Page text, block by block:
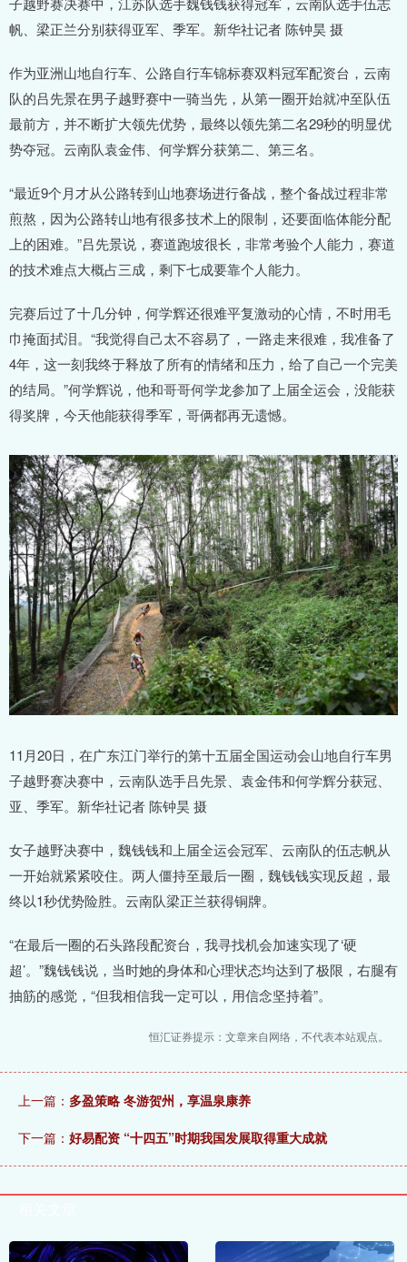
帆、梁正兰分别获得亚军、季军。新华社记者 陈钟昊 摄
作为亚洲山地自行车、公路自行车锦标赛双料冠军配资台，云南
队的吕先景在男子越野赛中一骑当先，从第一圈开始就冲至队伍
最前方，并不断扩大领先优势，最终以领先第二名29秒的明显优
势夺冠。云南队袁金伟、何学辉分获第二、第三名。
“最近9个月才从公路转到山地赛场进行备战，整个备战过程非常
煎熬，因为公路转山地有很多技术上的限制，还要面临体能分配
上的困难。”吕先景说，赛道跑坡很长，非常考验个人能力，赛道
的技术难点大概占三成，剩下七成要靠个人能力。
完赛后过了十几分钟，何学辉还很难平复激动的心情，不时用毛
巾掩面拭泪。“我觉得自己太不容易了，一路走来很难，我准备了
4年，这一刻我终于释放了所有的情绪和压力，给了自己一个完美
的结局。”何学辉说，他和哥哥何学龙参加了上届全运会，没能获
得奖牌，今天他能获得季军，哥俩都再无遗憾。
11月20日，在广东江门举行的第十五届全国运动会山地自行车男
子越野赛决赛中，云南队选手吕先景、袁金伟和何学辉分获冠、
亚、季军。新华社记者 陈钟昊 摄
女子越野决赛中，魏钱钱和上届全运会冠军、云南队的伍志帆从
一开始就紧紧咬住。两人僵持至最后一圈，魏钱钱实现反超，最
终以1秒优势险胜。云南队梁正兰获得铜牌。
“在最后一圈的石头路段配资台，我寻找机会加速实现了‘硬
超’。”魏钱钱说，当时她的身体和心理状态均达到了极限，右腿有
抽筋的感觉，“但我相信我一定可以，用信念坚持着”。
恒汇证券提示：文章来自网络，不代表本站观点。
上一篇： 多盈策略 冬游贺州，享温泉康养
下一篇： 好易配资 “十四五”时期我国发展取得重大成就